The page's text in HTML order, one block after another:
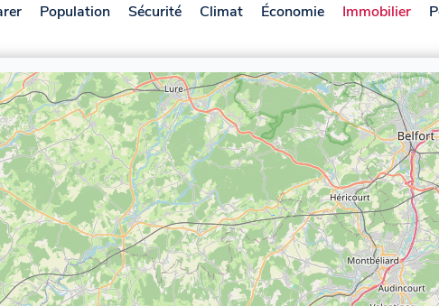
Population Sécurité Climat Économie Immobilier